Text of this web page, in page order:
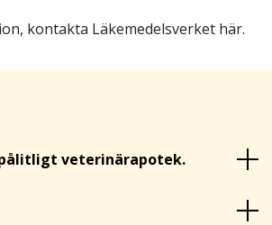
kontakta Läkemedelsverket här.
veterinärapotek.